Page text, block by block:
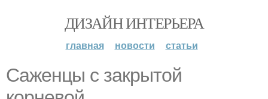
ДИЗАЙН ИНТЕРЬЕРА
главная новости статьи
Саженцы с закрытой